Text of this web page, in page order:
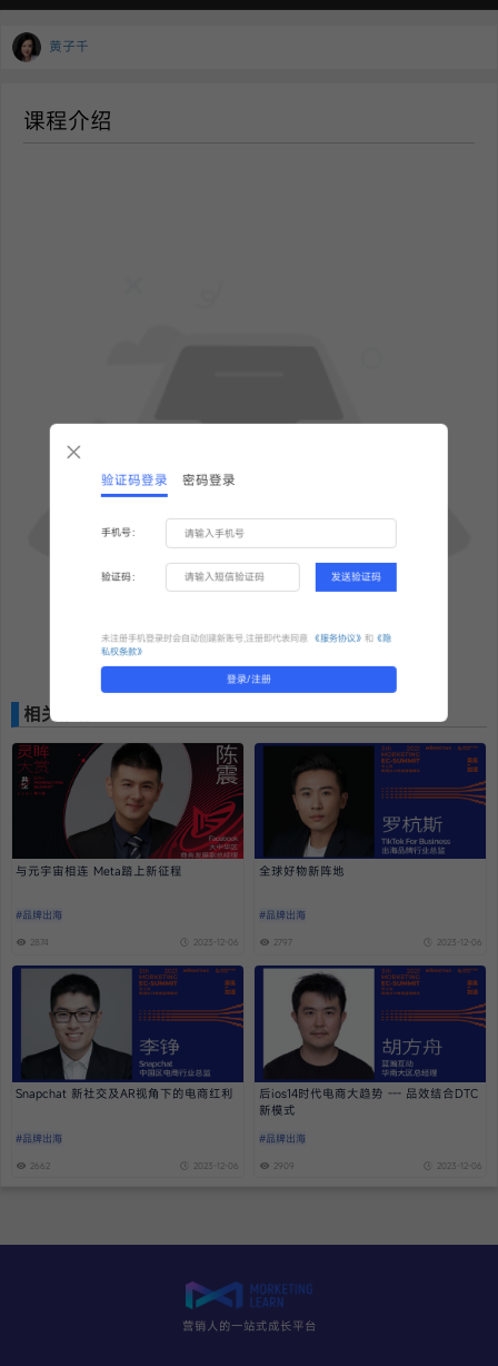
黄子千
课程介绍
相关推荐
与元宇宙相连 Meta踏上新征程
#品牌出海
2874 2023-12-06
全球好物新阵地
#品牌出海
2797 2023-12-06
Snapchat 新社交及AR视角下的电商红利
#品牌出海
2662 2023-12-06
后ios14时代电商大趋势 --- 品效结合DTC
新模式
#品牌出海
2909 2023-12-06
营销人的一站式成长平台
验证码登录 密码登录
手机号：
验证码： 发送验证码
未注册手机登录时会自动创建新账号,注册即代表同意 《服务协议》 和《隐
私权条款》
登录/注册